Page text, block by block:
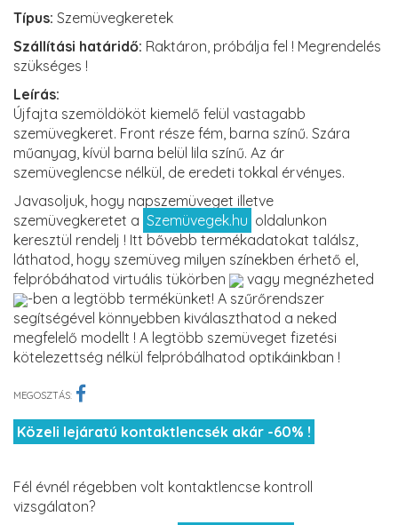
Típus: Szemüvegkeretek
Szállítási határidő: Raktáron, próbálja fel ! Megrendelés
szükséges !
Leírás:
Újfajta szemöldököt kiemelő felül vastagabb
szemüvegkeret. Front része fém, barna színű. Szára
műanyag, kívül barna belül lila színű. Az ár
szemüveglencse nélkül, de eredeti tokkal érvényes.
Javasoljuk, hogy napszemüveget illetve
szemüvegkeretet a Szemüvegek.hu oldalunkon
keresztül rendelj ! Itt bővebb termékadatokat találsz,
láthatod, hogy szemüveg milyen színekben érhető el,
felpróbáhatod virtuális tükörben
vagy megnézheted
-ben a legtöbb termékünket! A szűrőrendszer
segítségével könnyebben kiválaszthatod a neked
megfelelő modellt ! A legtöbb szemüveget fizetési
kötelezettség nélkül felpróbálhatod optikáinkban !
MEGOSZTÁS:
Közeli lejáratú kontaktlencsék akár -60% !
Fél évnél régebben volt kontaktlencse kontroll
vizsgálaton?